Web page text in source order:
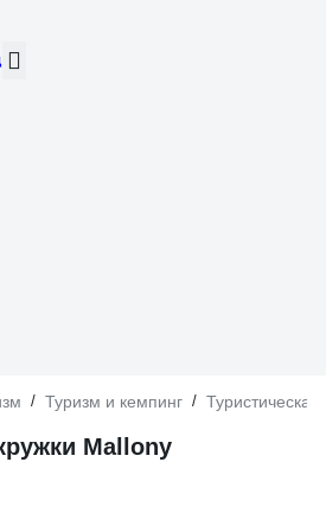
/ Туризм и кемпинг / Туристическая
Mallony